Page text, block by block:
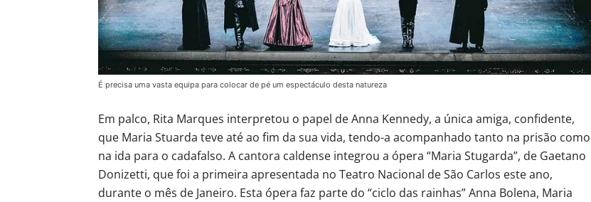
É precisa uma vasta equipa para colocar de pé um espectáculo desta natureza
Em palco, Rita Marques interpretou o papel de Anna Kennedy, a única amiga, confidente,
que Maria Stuarda teve até ao fim da sua vida, tendo-a acompanhado tanto na prisão como
na ida para o cadafalso. A cantora caldense integrou a ópera “Maria Stugarda”, de Gaetano
Donizetti, que foi a primeira apresentada no Teatro Nacional de São Carlos este ano,
durante o mês de Janeiro. Esta ópera faz parte do “ciclo das rainhas” Anna Bolena, Maria